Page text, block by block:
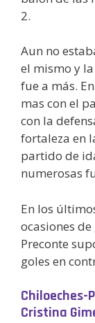
2.
Aun no
el mismo y
fue a más.
mas con el
con la
fortaleza en
partido de
numerosas
En los
ocasiones
Preconte
goles en
Chiloeches-
Cristina